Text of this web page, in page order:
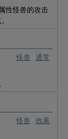
性怪兽的攻击
怪兽 通常
怪兽 效果